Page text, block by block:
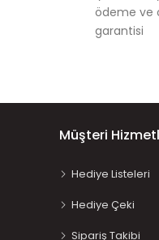
ödeme ve
garantisi
Müşteri
Hediye Listeleri
Hediye Çeki
Sipariş Takibi